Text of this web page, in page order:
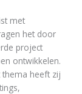
met
het door
project
ontwikkelen.
thema heeft zij